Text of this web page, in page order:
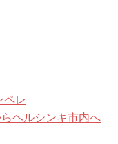
ペレ
ヘルシンキ市内へ